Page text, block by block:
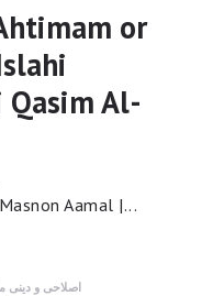
or
Al-
Aamal |...
اصلاحی و دینی